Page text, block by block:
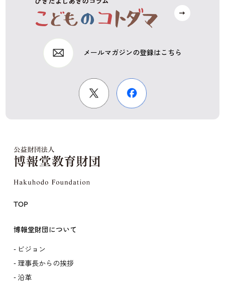
メールマガジンの登録はこちら
TOP
博報堂財団について
ビジョン
理事長からの挨拶
沿革